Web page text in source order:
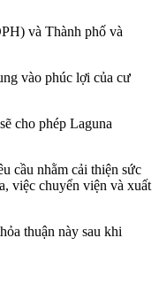
và Thành phố và
vào phúc lợi của cư
cho phép Laguna
cầu nhằm cải thiện sức
việc chuyển viện và xuất
thuận này sau khi